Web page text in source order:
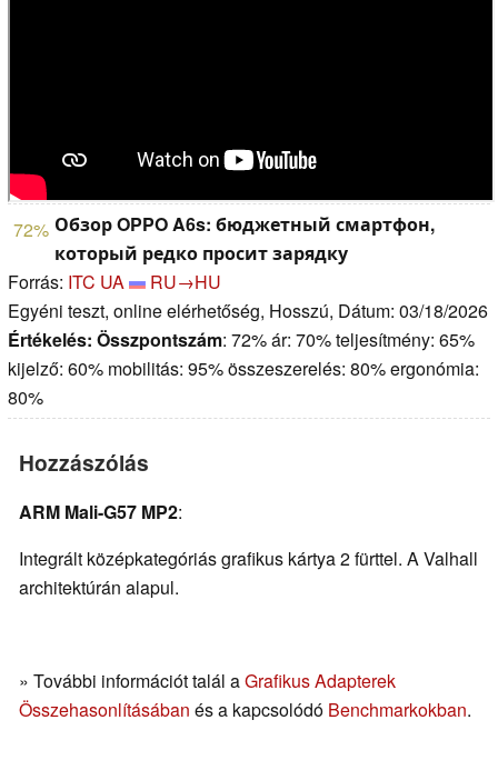
72% Обзор OPPO A6s: бюджетный смартфон,
который редко просит зарядку
Forrás: ITC UA
RU→HU
Egyéni teszt, online elérhetőség, Hosszú, Dátum: 03/18/2026
Értékelés: Összpontszám: 72% ár: 70% teljesítmény: 65%
kijelző: 60% mobilitás: 95% összeszerelés: 80% ergonómia:
80%
Hozzászólás
ARM Mali-G57 MP2:
Integrált középkategóriás grafikus kártya 2 fürttel. A Valhall
architektúrán alapul.
» További információt talál aGrafikus Adapterek
Összehasonlításában és a kapcsolódó Benchmarkokban.